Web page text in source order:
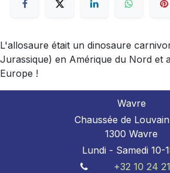
L'allosaure était un dinosaure
Jurassique) en Amérique du Nord et
Europe !
Wavre
Chaussée de
1300 Wavre
Lundi - Samedi 10-
+32 10 24